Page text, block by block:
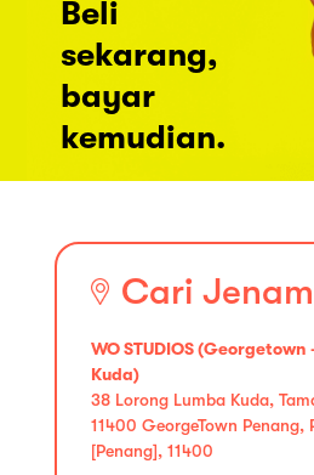
Beli
sekarang,
bayar
kemudian.
Cari
WO STUDIOS (Georgetown
Kuda)
38 Lorong Lumba Kuda,
11400 GeorgeTown Penang,
[Penang], 11400